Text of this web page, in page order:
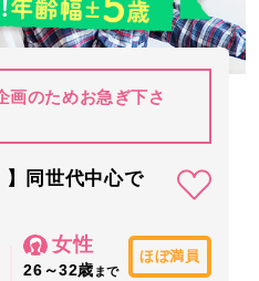
画のためお急ぎ下さ
】同世代中心で
女性
26～32歳 まで
ほぼ満員